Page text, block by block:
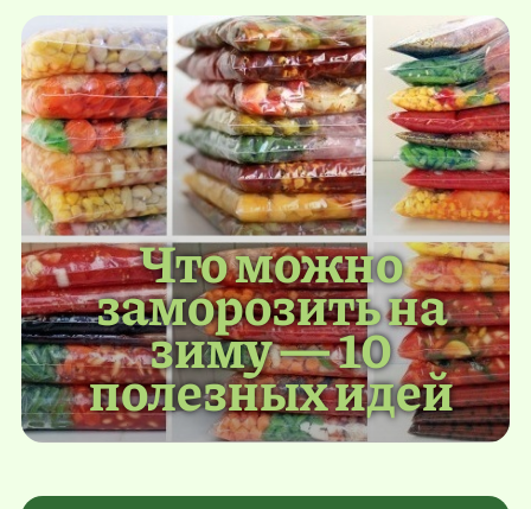
Что можно
заморозить на
зиму — 10
полезных идей